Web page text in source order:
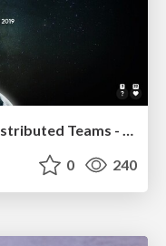
Agile Actions for Facilitating Distributed Teams - ADO2019
0 240